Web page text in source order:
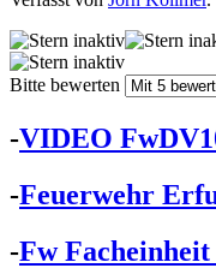
Bitte bewerten
-VIDEO
-Feuerwehr
-Fw